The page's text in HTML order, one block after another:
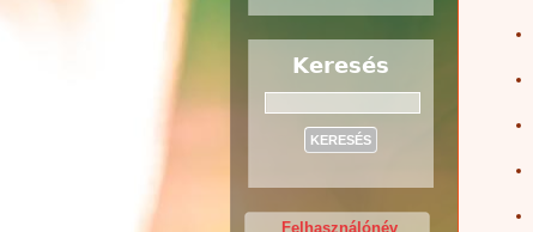
Keresés